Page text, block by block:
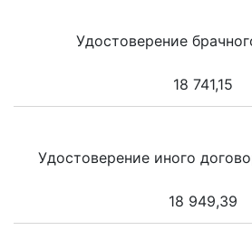
Удостоверение
18 741,15
Удостоверение иного
18 949,39